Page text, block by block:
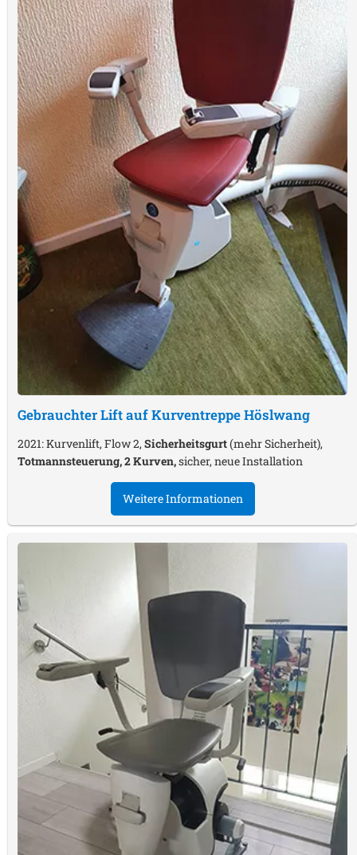
Gebrauchter Lift auf KurventreppeHöslwang
2021: Kurvenlift, Flow 2, Sicherheitsgurt(mehr Sicherheit),
Totmannsteuerung, 2 Kurven,sicher, neue Installation
Weitere Informationen